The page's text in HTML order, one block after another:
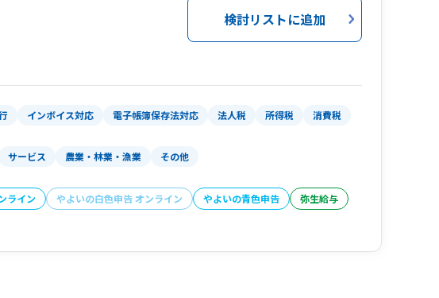
検討リストに追加
インボイス対応 電子帳簿保存法対応 法人税 所得税
消費税
サービス 農業・林業・漁業 その他
ライン やよいの白色申告 オンライン やよいの青色申告
弥生給与